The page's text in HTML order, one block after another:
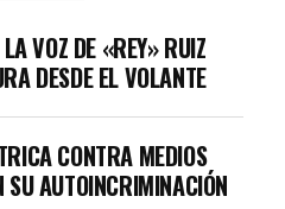
VOZ DE «REY» RUIZ
DESDE EL VOLANTE
CONTRA MEDIOS
SU AUTOINCRIMINACIÓN